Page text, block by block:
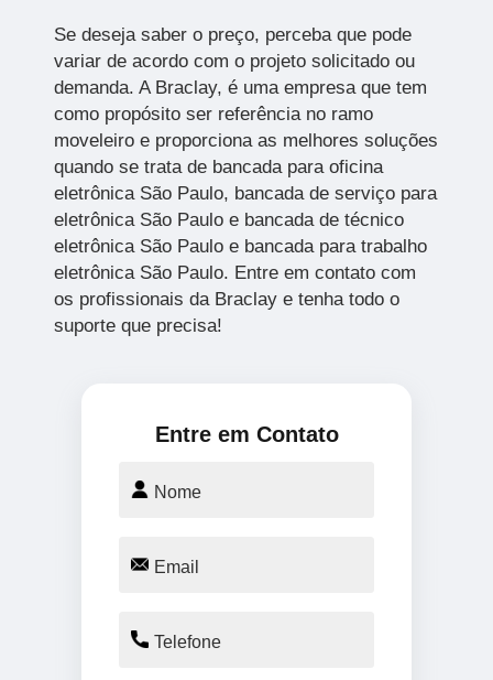
Se deseja saber o preço, perceba que pode
variar de acordo com o projeto solicitado ou
demanda. A Braclay, é uma empresa que tem
como propósito ser referência no ramo
moveleiro e proporciona as melhores soluções
quando se trata de bancada para oficina
eletrônica São Paulo, bancada de serviço para
eletrônica São Paulo e bancada de técnico
eletrônica São Paulo e bancada para trabalho
eletrônica São Paulo. Entre em contato com
os profissionais da Braclay e tenha todo o
suporte que precisa!
Entre em Contato